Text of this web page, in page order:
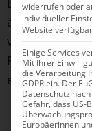
ähnliche
vor. „Es wäre
Richtung
eine
widerrufen oder
individueller
Website
Einige Services
Mit Ihrer
die Verarbeitung
GDPR ein. Der
Datenschutz
Gefahr, dass US-
Europäerinnen